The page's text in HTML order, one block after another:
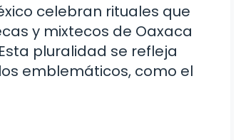
celebran rituales que
y mixtecos de Oaxaca
pluralidad se refleja
emblemáticos, como el